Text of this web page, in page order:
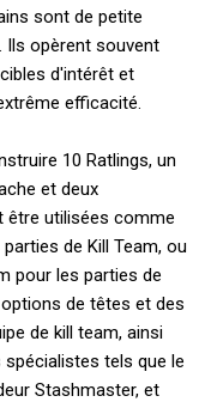
sont de petite
Ils opèrent souvent
d'intérêt et
efficacité.
10 Ratlings, un
et deux
être utilisées comme
de Kill Team, ou
pour les parties de
de têtes et des
de kill team, ainsi
tels que le
Stashmaster, et